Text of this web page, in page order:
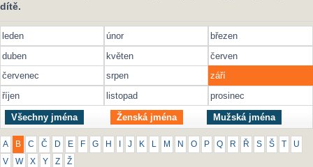
dítě.
leden únor
březen
duben
květen
červen
červenec
srpen
září
říjen
listopad prosinec
Všechny jména Ženská jména Mužská jména
A B C Č D E F G H J K M N O P Q R Ř S Š U
V W X Y Z Ž